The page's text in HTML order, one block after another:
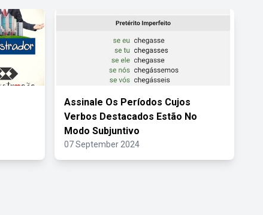
Assinale Os Períodos Cujos
Verbos Destacados Estão No
Modo Subjuntivo
07 September 2024